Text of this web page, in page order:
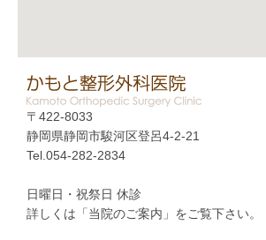
〒422-8033
静岡県静岡市駿河区登呂4-2-21
Tel.054-282-2834
日曜日・祝祭日 休診
詳しくは「当院のご案内」をご覧下さい。